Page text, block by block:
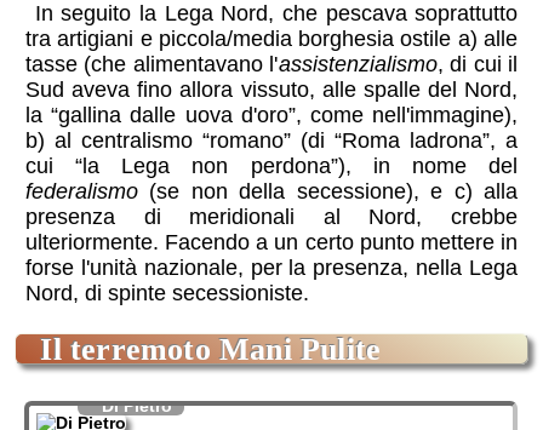
In seguito la Lega Nord, che pescava soprattutto
tra artigiani e piccola/media borghesia ostile a) alle
tasse (che alimentavano l'assistenzialismo, di cui il
Sud aveva fino allora vissuto, alle spalle del Nord,
la “gallina dalle uova d'oro”, come nell'immagine),
b) al centralismo “romano” (di “Roma ladrona”, a
cui “la Lega non perdona”), in nome del
federalismo(se non della secessione), e c) alla
presenza di meridionali al Nord, crebbe
ulteriormente. Facendo a un certo punto mettere in
forse l'unità nazionale, per la presenza, nella Lega
Nord, di spinte secessioniste.
il terremoto Mani Pulite
Di Pietro